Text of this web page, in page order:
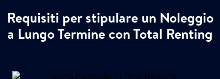
Requisiti per stipulare un Noleggio
a Lungo Termine con Total Renting